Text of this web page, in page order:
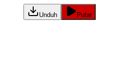
Unduh Putar